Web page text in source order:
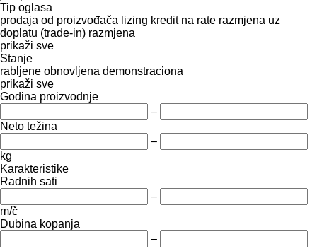
Tip oglasa
prodaja od proizvođača lizing kredit na rate razmjena uz
doplatu (trade-in) razmjena
prikaži sve
Stanje
rabljene obnovljena demonstraciona
prikaži sve
Godina proizvodnje
–
Neto težina
–
kg
Karakteristike
Radnih sati
–
m/č
Dubina kopanja
–